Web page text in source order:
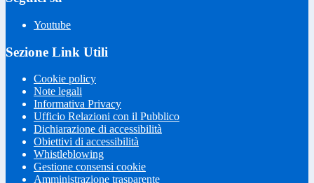
Youtube
Sezione Link Utili
Cookie policy
Note legali
Informativa Privacy
Ufficio Relazioni con il Pubblico
Dichiarazione di accessibilità
Obiettivi di accessibilità
Whistleblowing
Gestione consensi cookie
Amministrazione trasparente